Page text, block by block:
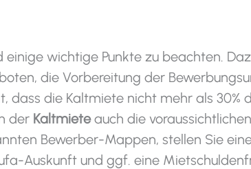
wichtige Punkte zu beachten.
die Vorbereitung der
dass die Kaltmiete nicht mehr als
der Kaltmieteauch die voraussichtlichen
Bewerber-Mappen, stellen Sie
Auskunft und ggf. eine